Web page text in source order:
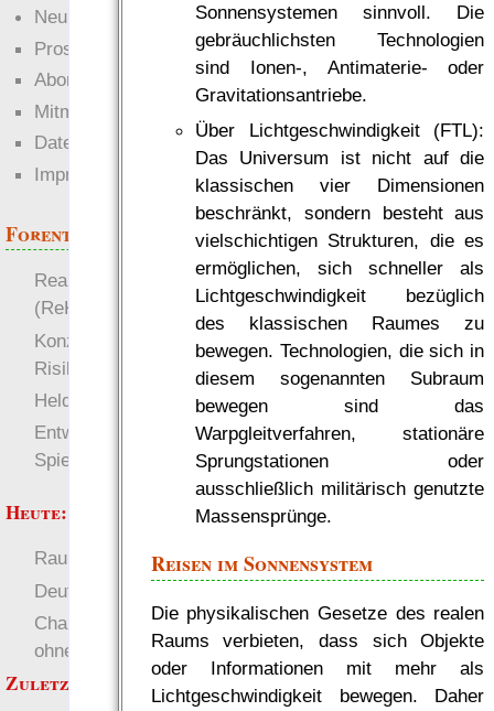
Sonnensystemen sinnvoll. Die
gebräuchlichsten Technologien
sind Ionen-, Antimaterie- oder
Gravitationsantriebe.
Über Lichtgeschwindigkeit (FTL):
Das Universum ist nicht auf die
klassischen vier Dimensionen
beschränkt, sondern besteht aus
vielschichtigen Strukturen, die es
ermöglichen, sich schneller als
Lichtgeschwindigkeit bezüglich
des klassischen Raumes zu
bewegen. Technologien, die sich in
diesem sogenannten Subraum
bewegen sind das
Warpgleitverfahren, stationäre
Sprungstationen oder
ausschließlich militärisch genutzte
Massensprünge.
Reisen im Sonnensystem
Die physikalischen Gesetze des realen
Raums verbieten, dass sich Objekte
oder Informationen mit mehr als
Lichtgeschwindigkeit bewegen. Daher
Neuigkeiten
Prosa
Abonnieren
Mitmachen
Datenschutz
Impressum
Forenthemen
Realistische Kämpfe
(ReKa)
Konzept für Schwächen:
Risiko
Heldendokument
Entwicklung von
Spielwelten
more
Heute:
RaumZeit
Welten
Deutsch
Charakterentwicklung
ohne Alternative
Zuletzt angezeigt: